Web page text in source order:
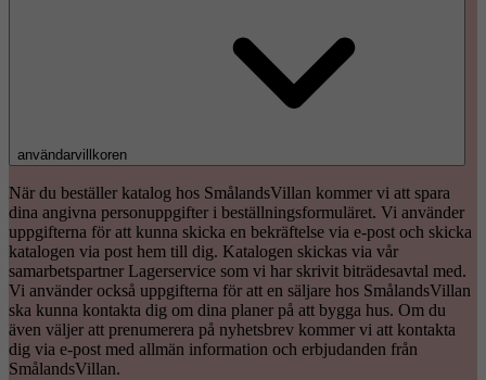
användarvillkoren
När du beställer katalog hos SmålandsVillan kommer vi att spara
dina angivna personuppgifter i beställningsformuläret. Vi använder
uppgifterna för att kunna skicka en bekräftelse via e-post och skicka
katalogen via post hem till dig. Katalogen skickas via vår
samarbetspartner Lagerservice som vi har skrivit biträdesavtal med.
Vi använder också uppgifterna för att en säljare hos SmålandsVillan
ska kunna kontakta dig om dina planer på att bygga hus. Om du
även väljer att prenumerera på nyhetsbrev kommer vi att kontakta
dig via e-post med allmän information och erbjudanden från
SmålandsVillan.